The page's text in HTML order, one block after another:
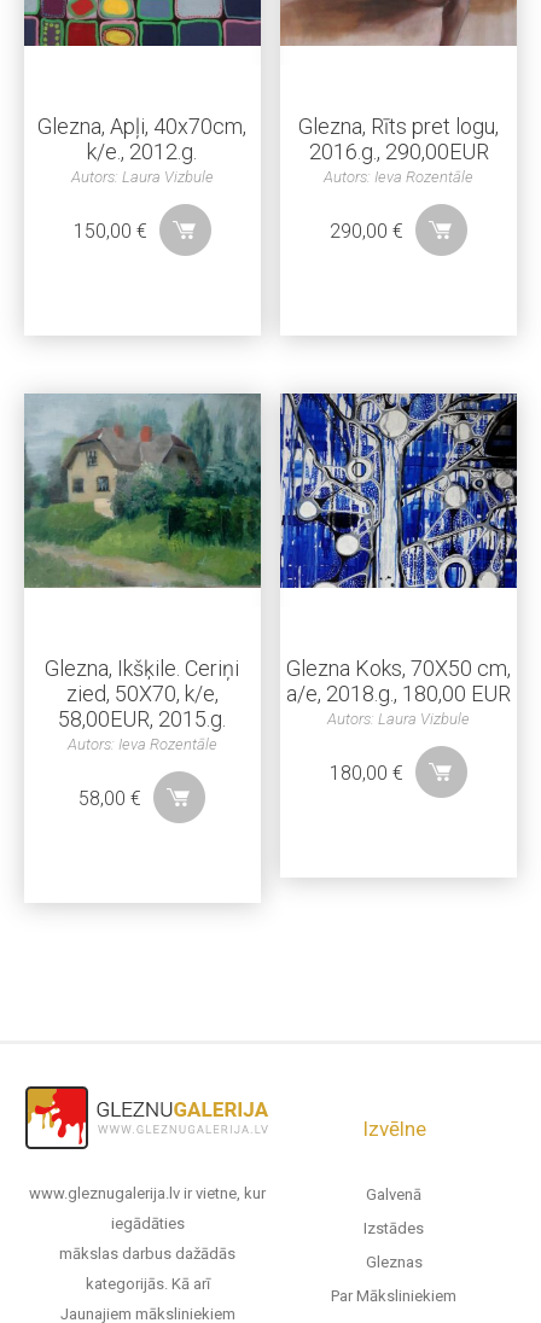
Glezna, Apļi, 40x70cm,
k/e., 2012.g.
Autors: Laura Vizbule
150,00 €
Glezna, Rīts pret logu,
2016.g., 290,00EUR
Autors: Ieva Rozentāle
290,00€
Glezna, Ikšķile. Ceriņi
zied, 50X70, k/e,
58,00EUR, 2015.g.
Autors: Ieva Rozentāle
58,00€
Glezna Koks, 70X50 cm,
a/e, 2018.g., 180,00 EUR
Autors: Laura Vizbule
180,00€
www.gleznugalerija.lv ir vietne, kur
iegādāties
mākslas darbus dažādās
kategorijās. Kā arī
Jaunajiem māksliniekiem
Izvēlne
Galvenā
Izstādes
Gleznas
Par Māksliniekiem